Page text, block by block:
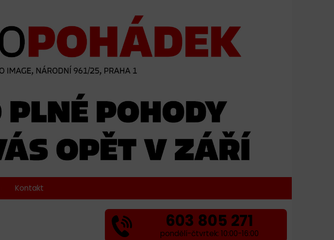
Kontakt
603 805 271
pondělí-čtvrtek: 10:00-16:00